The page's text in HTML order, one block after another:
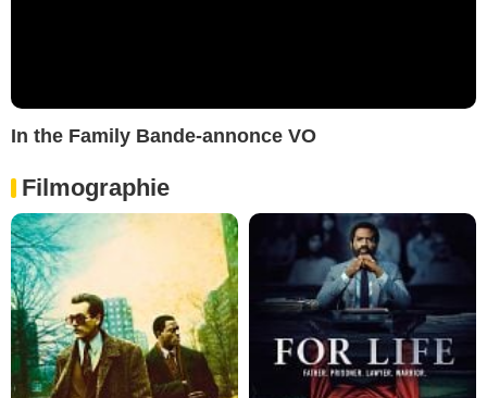
In the Family Bande-annonce VO
Filmographie